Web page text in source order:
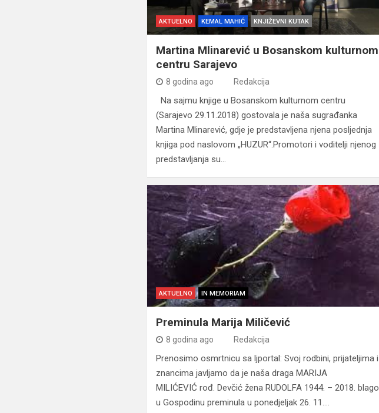
AKTUELNO KEMAL MAHIĆ KNJIŽEVNI KUTAK
Martina Mlinarević u Bosanskom kulturnom
centru Sarajevo
8 godina ago Redakcija
Na sajmu knjige u Bosanskom kulturnom centru
(Sarajevo 29.11.2018) gostovala je naša sugrađanka
Martina Mlinarević, gdje je predstavljena njena posljednja
knjiga pod naslovom „HUZUR“.Promotori i voditelji njenog
predstavljanja su…
AKTUELNO IN MEMORIAM
Preminula Marija Miličević
8 godina ago Redakcija
Prenosimo osmrtnicu sa ljportal: Svoj rodbini, prijateljima i
znancima javljamo da je naša draga MARIJA
MILIĆEVIĆ rođ. Devčić žena RUDOLFA 1944. – 2018. blago
u Gospodinu preminula u ponedjeljak 26. 11.…